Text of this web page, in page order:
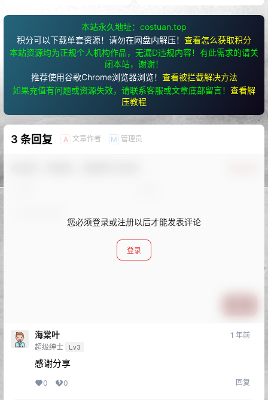
本站永久地址：costuan.top
积分可以下载单套资源！请勿在网盘内解压！ 查看怎么获取积分
本站资源均为正规个人机构作品，无漏D违规内容！有此需求的请关
闭本站，谢谢！
推荐使用谷歌Chrome浏览器浏览！ 查看被拦截解决方法
如果充值有问题或资源失效，请联系客服或文章底部留言！ 查看解
压教程
3 条回复 A 文章作者 M 管理员
您必须登录或注册以后才能发表评论
登录
海棠叶
超级绅士 Lv3
1 年前
感谢分享
0 0 回复